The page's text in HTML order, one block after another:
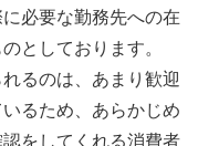
必要な勤務先への在
としております。
るのは、あまり歓迎
るため、あらかじめ
をしてくれる消費者